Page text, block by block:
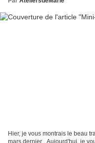
Hier, je vous montrais le beau
mars dernier . Aujourd'hui, je